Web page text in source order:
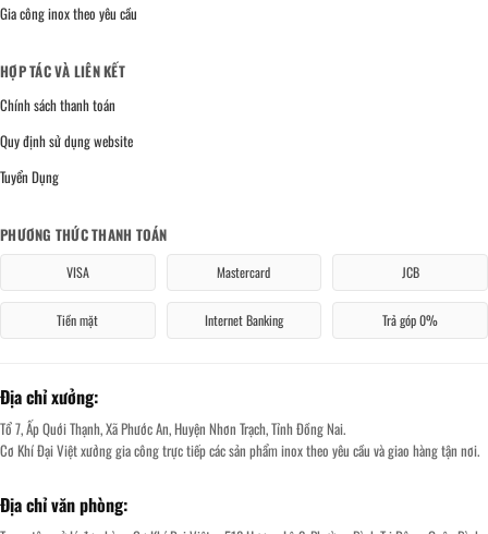
Gia công inox theo yêu cầu
HỢP TÁC VÀ LIÊN KẾT
Chính sách thanh toán
Quy định sử dụng website
Tuyển Dụng
PHƯƠNG THỨC THANH TOÁN
VISA Mastercard JCB
Tiền mặt Internet Banking Trả góp 0%
Địa chỉ xưởng:
Tổ 7, Ấp Quới Thạnh, Xã Phước An, Huyện Nhơn Trạch, Tỉnh Đồng Nai.
Cơ Khí Đại Việt xưởng gia công trực tiếp các sản phẩm inox theo yêu cầu và giao hàng tận nơi.
Địa chỉ văn phòng: